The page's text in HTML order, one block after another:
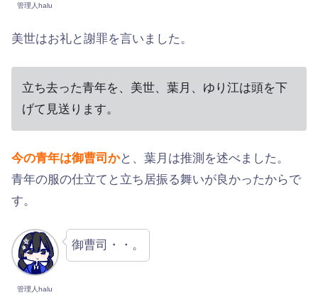
管理人halu
美世はお礼と謝罪を言いました。
立ち去った青年を、美世、葉月、ゆり江は頭を下
げて見送ります。
今の青年は御曹司かと、葉月は推測を述べました。
青年の服の仕立てと立ち居振る舞いが良かったからで
す。
管理人halu
御曹司・・。